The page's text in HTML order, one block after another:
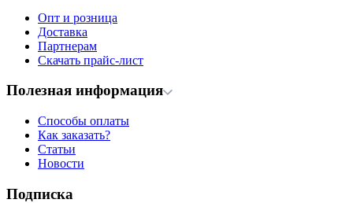
Опт и розница
Доставка
Партнерам
Скачать прайс-лист
Полезная информация
Способы оплаты
Как заказать?
Статьи
Новости
Подписка